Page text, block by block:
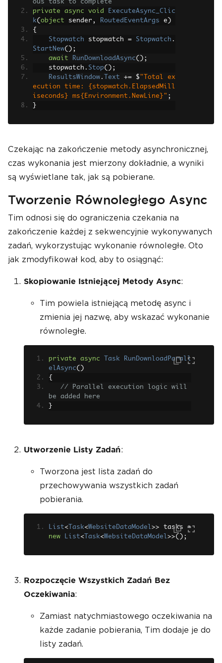
ous task to complete
private
async void
ExecuteAsync_Clic
k( object sender , RoutedEventArgs e )
{
Stopwatch stopwatch = Stopwatch .
StartNew();
await
RunDownloadAsync();
    stopwatch
. Stop();
ResultsWindow . Text += $ "Total ex
ecution time: {stopwatch.ElapsedMill
iseconds} ms{Environment.NewLine}" ;
}
Czekając na zakończenie metody asynchronicznej,
czas wykonania jest mierzony dokładnie, a wyniki
są wyświetlane tak, jak są pobierane.
Tworzenie Równoległego Async
Tim odnosi się do ograniczenia czekania na
zakończenie każdej z sekwencyjnie wykonywanych
zadań, wykorzystując wykonanie równoległe. Oto
jak zmodyfikował kod, aby to osiągnąć:
Skopiowanie Istniejącej Metody Async:
Tim powiela istniejącą metodę async i
zmienia jej nazwę, aby wskazać wykonanie
równoległe.
private async Task
RunDownloadParall
elAsync()
{
// Parallel execution logic will
be added here
}
Utworzenie Listy Zadań:
Tworzona jest lista zadań do
przechowywania wszystkich zadań
pobierania.
List< Task<WebsiteDataModel>> tasks =
new
List< Task<WebsiteDataModel>>();
Rozpoczęcie Wszystkich Zadań Bez
Oczekiwania:
Zamiast natychmiastowego oczekiwania na
każde zadanie pobierania, Tim dodaje je do
listy zadań.